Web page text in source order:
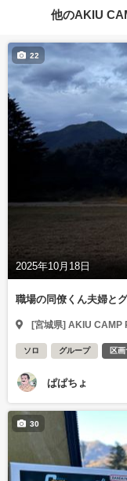
他のAKIU
2025年10月18日
22
職場の同僚くん夫婦と
[宮城県] AKIU CAMP
ソロ グループ 区画
ぱぱちょ
30